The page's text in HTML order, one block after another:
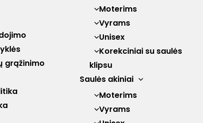
grąžinimo
Moterims
Vyrams
Unisex
Korekciniai su saulės
klipsu
Saulės akiniai
Moterims
Vyrams